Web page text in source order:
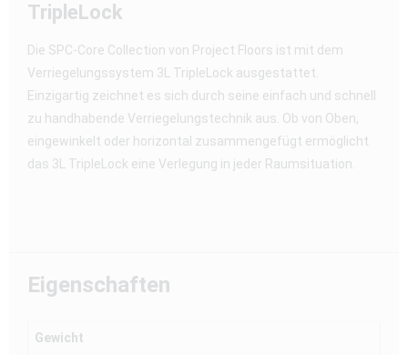
TripleLock
Die SPC-Core Collection von Project Floors ist mit dem
Verriegelungssystem 3L TripleLock ausgestattet.
Einzigartig zeichnet es sich durch seine einfach und schnell
zu handhabende Verriegelungstechnik aus. Ob von Oben,
eingewinkelt oder horizontal zusammengefügt ermöglicht
das 3L TripleLock eine Verlegung in jeder Raumsituation.
Eigenschaften
Gewicht